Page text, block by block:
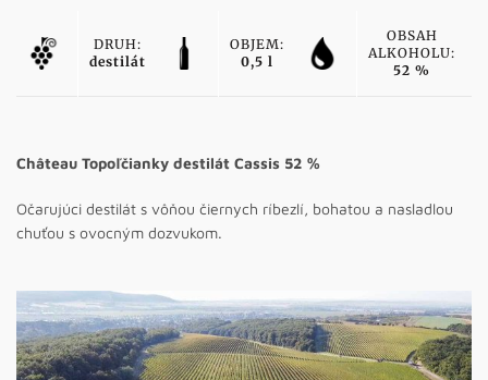
DRUH:
destilát
OBJEM:
0,5 l
OBSAH
ALKOHOLU:
52 %
Château Topoľčianky destilát Cassis 52 %
Očarujúci destilát s vôňou čiernych ríbezlí, bohatou a nasladlou
chuťou s ovocným dozvukom.